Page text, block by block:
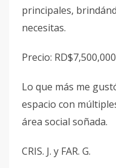
principales,
necesitas.
Precio: RD$7,500,000
Lo que más me
espacio con
área social soñada.
CRIS. J. y FAR. G.